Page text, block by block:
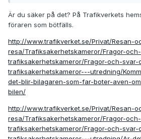
Är du säker på det? På Trafikverkets
föraren som bötfälls.
http://www.trafikverket.se/Privat/Resan-
resa/Trafiksakerhetskameror/Fragor-
trafiksakerhetskameror/Fragor-och-svar-
trafiksakerhetskameror---utredning/
det-blir-bilagaren-som-far-boter-aven-
bilen/
http://www.trafikverket.se/Privat/Resan-
resa/Trafiksakerhetskameror/Fragor-
trafiksakerhetskameror/Fragor-och-svar-